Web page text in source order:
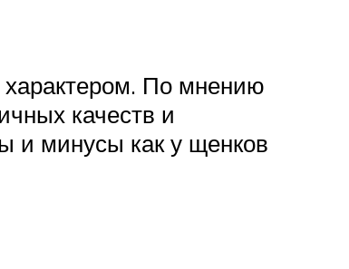
По мнению
качеств и
и минусы как у щенков